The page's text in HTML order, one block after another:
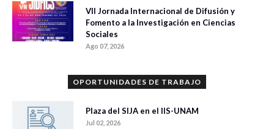
VII Jornada Internacional de Difusión y
Fomento a la Investigación en Ciencias
Sociales
Ago 07, 2026
OPORTUNIDADES DE TRABAJO
Plaza del SIJA en el IIS-UNAM
Jul 02, 2026